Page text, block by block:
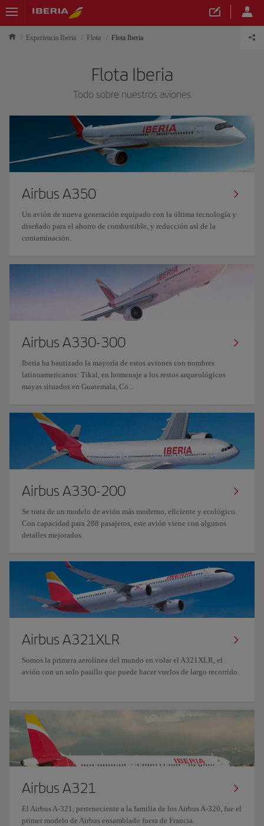
Experiencia Iberia Flota Flota Iberia
Flota Iberia
Todo sobre nuestros aviones
Airbus A350
Un avión de nueva generación equipado con la última tecnología y
diseñado para el ahorro de combustible, y reducción así de la
contaminación.
Airbus A330-300
Iberia ha bautizado la mayoría de estos aviones con nombres
latinoamericanos: Tikal, en homenaje a los restos arqueológicos
mayas situados en Guatemala, Co...
Airbus A330-200
Se trata de un modelo de avión más moderno, eficiente y ecológico.
Con capacidad para 288 pasajeros, este avión viene con algunos
detalles mejorados.
Airbus A321XLR
Somos la primera aerolínea del mundo en volar el A321XLR, el
avión con un solo pasillo que puede hacer vuelos de largo recorrido.
Airbus A321
El Airbus A-321, perteneciente a la familia de los Airbus A-320, fue el
primer modelo de Airbus ensamblado fuera de Francia.